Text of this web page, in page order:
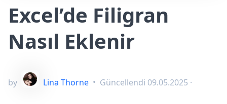
Excel’de Filigran
Nasıl Eklenir
by Lina Thorne • Güncellendi 09.05.2025 ·